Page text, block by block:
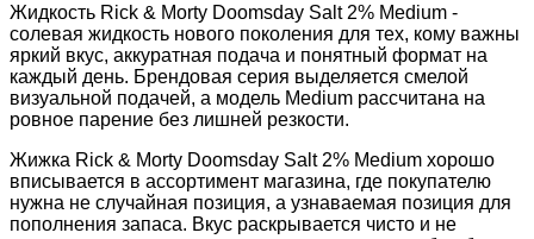
Жидкость Rick & Morty Doomsday Salt 2% Medium -
солевая жидкость нового поколения для тех, кому важны
яркий вкус, аккуратная подача и понятный формат на
каждый день. Брендовая серия выделяется смелой
визуальной подачей, а модель Medium рассчитана на
ровное парение без лишней резкости.
Жижка Rick & Morty Doomsday Salt 2% Medium хорошо
вписывается в ассортимент магазина, где покупателю
нужна не случайная позиция, а узнаваемая позиция для
пополнения запаса. Вкус раскрывается чисто и не